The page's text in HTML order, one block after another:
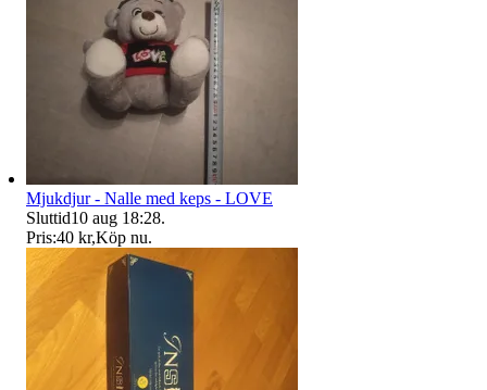
Mjukdjur - Nalle med keps - LOVE
Sluttid10 aug 18:28.
Pris:40 kr,Köp nu.